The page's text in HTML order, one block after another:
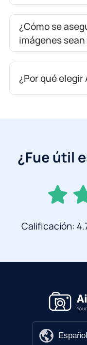
¿Cómo se
imágenes
¿Por qué
¿Fue útil
Calificación: